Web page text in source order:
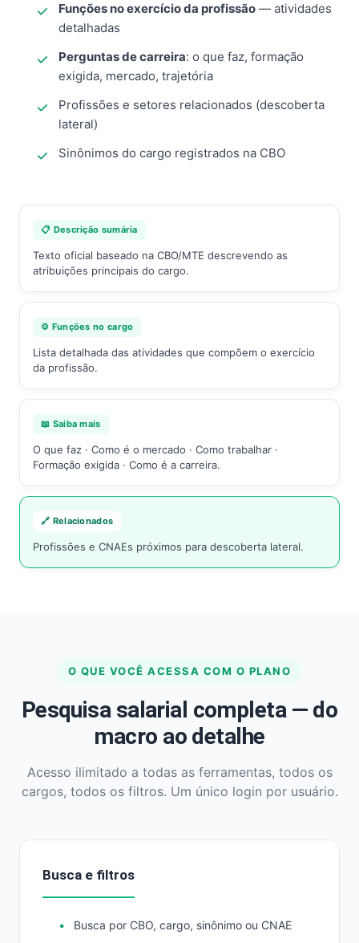
Funções no exercício da profissão — atividades
detalhadas
Perguntas de carreira: o que faz, formação
exigida, mercado, trajetória
Profissões e setores relacionados (descoberta
lateral)
Sinônimos do cargo registrados na CBO
📋 Descrição sumária
Texto oficial baseado na CBO/MTE descrevendo as
atribuições principais do cargo.
⚙️ Funções no cargo
Lista detalhada das atividades que compõem o exercício
da profissão.
📖 Saiba mais
O que faz · Como é o mercado · Como trabalhar ·
Formação exigida · Como é a carreira.
🔗 Relacionados
Profissões e CNAEs próximos para descoberta lateral.
O QUE VOCÊ ACESSA COM O PLANO
Pesquisa salarial completa — do
macro ao detalhe
Acesso ilimitado a todas as ferramentas, todos os
cargos, todos os filtros. Um único login por usuário.
Busca e filtros
Busca por CBO, cargo, sinônimo ou CNAE